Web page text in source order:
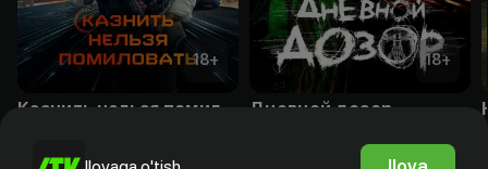
18+ 18+
Дневной дозор